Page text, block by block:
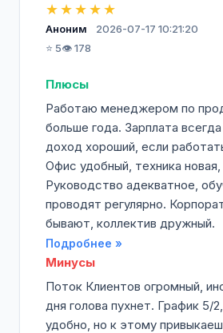
★★★★★
Аноним
2026-07-17 10:21:20
⭐ 5👁️ 178
Плюсы
Работаю менеджером по
больше года. Зарплата
доход хороший, если
Офис удобный, техника новая,
Руководство адекватное,
проводят регулярно.
бывают, коллектив дружный.
Подробнее »
Минусы
Поток Клиентов огромный,
дня голова пухнет. График 5/
удобно, но к этому